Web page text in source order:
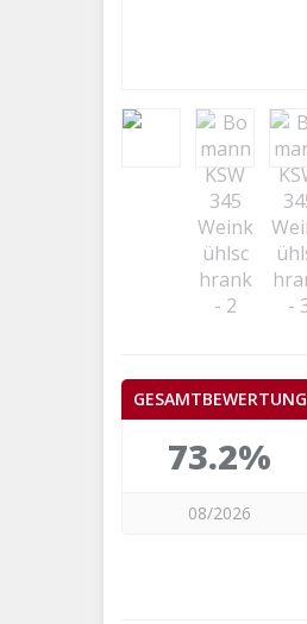
GESAMTBEWERTUNG
73.2%
08/2026